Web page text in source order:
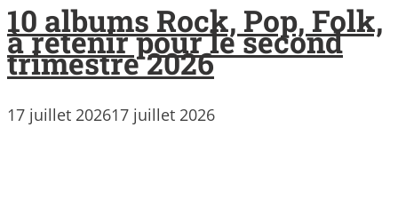
10 albums Rock, Pop, Folk,
à retenir pour le second
trimestre 2026
17 juillet 202617 juillet 2026